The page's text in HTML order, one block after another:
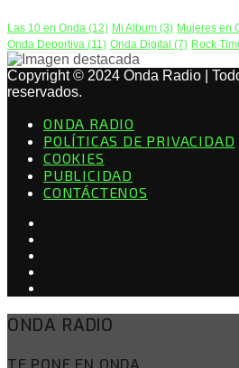
Las 10 en Onda (12) Mi Album (3) Mujeres en
Onda Deportiva (11) Onda Digital (7) Rock
Copyright © 2024 Onda Radio |
reservados.
ONDA RADIO
POLÍTICAS DE PRIVACIDAD
COOKIES
PUBLICIDAD
CONTÁCTENOS
ONDA RADIO